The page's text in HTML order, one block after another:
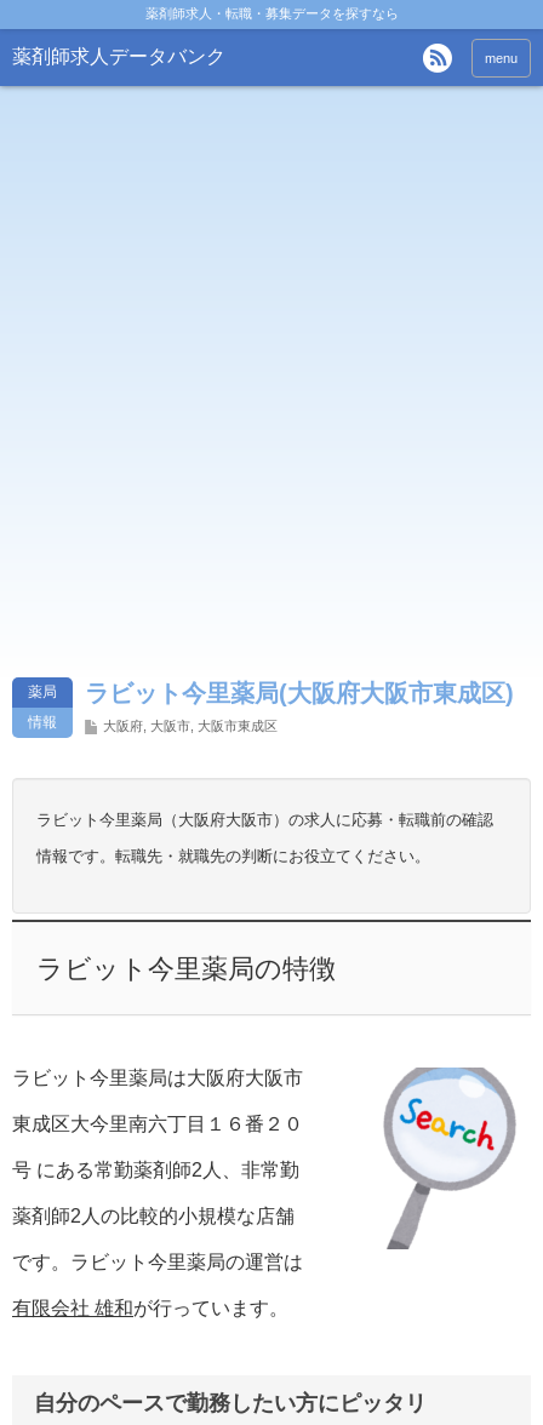
薬剤師求人・転職・募集データを探すなら
薬剤師求人データバンク menu
薬局
情報
ラビット今里薬局(大阪府大阪市東成区)
大阪府 大阪市 大阪市東成区
ラビット今里薬局（大阪府大阪市）の求人に応募・転職前の確認
情報です。転職先・就職先の判断にお役立てください。
ラビット今里薬局の特徴
ラビット今里薬局は大阪府大阪市
東成区大今里南六丁目１６番２０
号 にある常勤薬剤師2人、非常勤
薬剤師2人の比較的小規模な店舗
です。ラビット今里薬局の運営は
有限会社 雄和が行っています。
自分のペースで勤務したい方にピッタリ